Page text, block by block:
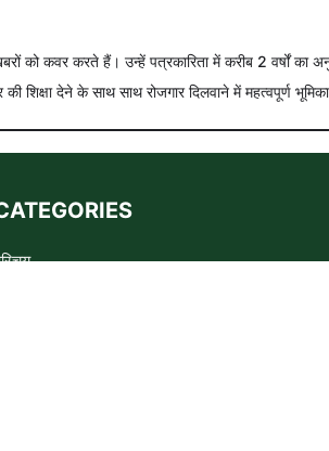
को कवर करते हैं। उन्हें पत्रकारिता में करीब 2 वर्षों
देने के साथ साथ रोजगार दिलवाने में महत्वपूर्ण